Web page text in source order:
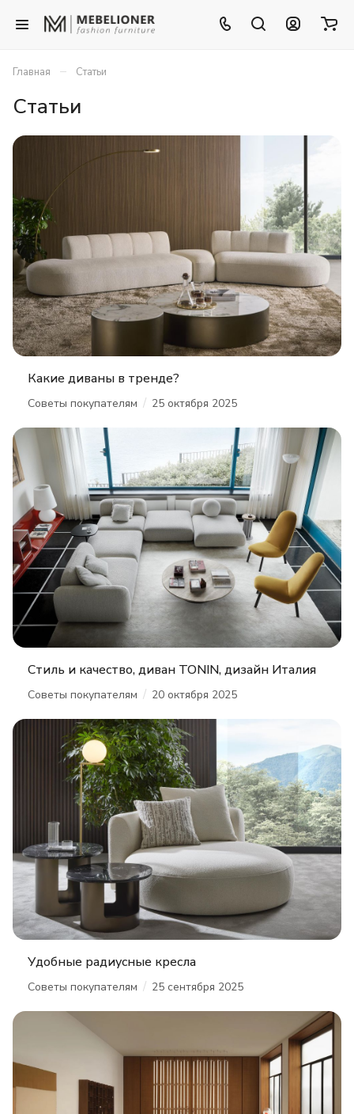
Главная – Статьи
Статьи
Какие диваны в тренде?
Советы покупателям / 25 октября 2025
Стиль и качество, диван TONIN, дизайн Италия
Советы покупателям / 20 октября 2025
Удобные радиусные кресла
Советы покупателям / 25 сентября 2025